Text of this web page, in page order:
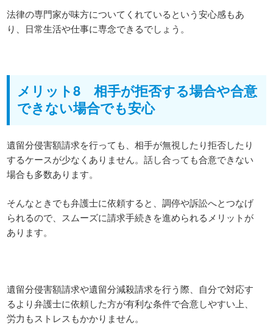
法律の専門家が味方についてくれているという安心感もあ
り、日常生活や仕事に専念できるでしょう。
メリット8 相手が拒否する場合や合意
できない場合でも安心
遺留分侵害額請求を行っても、相手が無視したり拒否したり
するケースが少なくありません。話し合っても合意できない
場合も多数あります。
そんなときでも弁護士に依頼すると、調停や訴訟へとつなげ
られるので、スムーズに請求手続きを進められるメリットが
あります。
遺留分侵害額請求や遺留分減殺請求を行う際、自分で対応す
るより弁護士に依頼した方が有利な条件で合意しやすい上、
労力もストレスもかかりません。